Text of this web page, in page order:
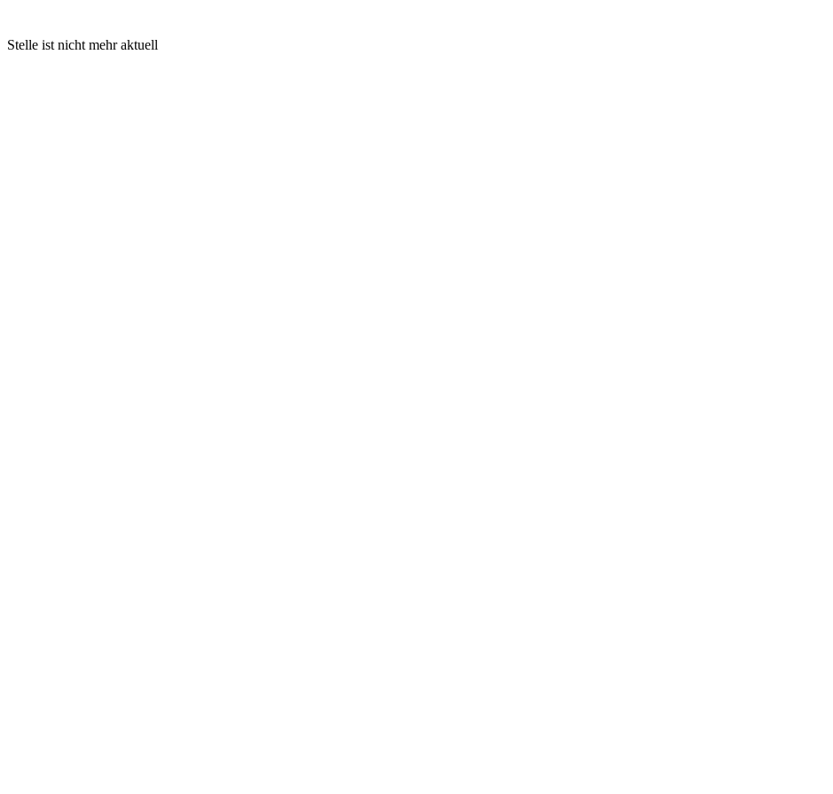
Stelle ist nicht mehr aktuell